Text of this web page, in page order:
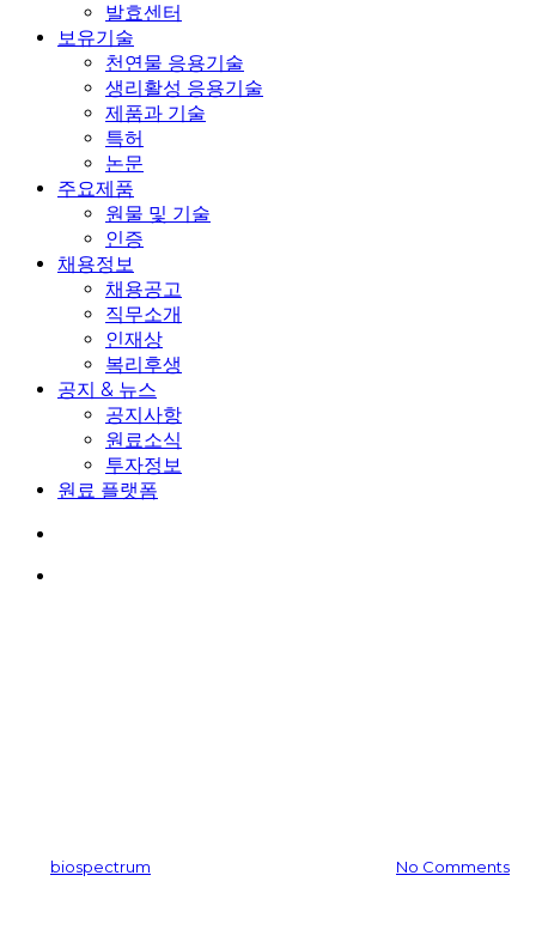
발효센터
보유기술
천연물 응용기술
생리활성 응용기술
제품과 기술
특허
논문
주요제품
원물 및 기술
인증
채용정보
채용공고
직무소개
인재상
복리후생
공지 & 뉴스
공지사항
원료소식
투자정보
원료 플랫폼
biospectrum No Comments